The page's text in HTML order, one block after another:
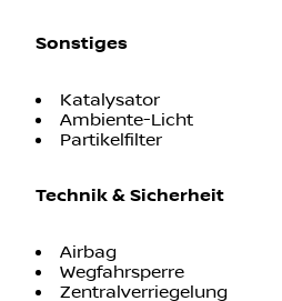
Sonstiges
Katalysator
Ambiente-Licht
Partikelfilter
Technik & Sicherheit
Airbag
Wegfahrsperre
Zentralverriegelung